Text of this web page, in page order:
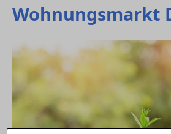
Wohnungsmarkt